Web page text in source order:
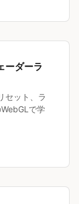
ーダーラ
セット、ラ
で学